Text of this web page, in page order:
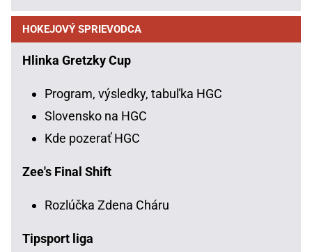
HOKEJOVÝ SPRIEVODCA
Hlinka Gretzky Cup
Program, výsledky, tabuľka HGC
Slovensko na HGC
Kde pozerať HGC
Zee's Final Shift
Rozlúčka Zdena Cháru
Tipsport liga